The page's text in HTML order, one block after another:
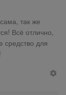
так же
Всё отлично,
для